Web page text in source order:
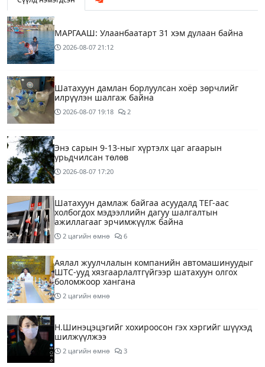
МАРГААШ: Улаанбаатарт 31 хэм дулаан байна
2026-08-07 21:12
Шатахуун дамлан борлуулсан хоёр зөрчлийг
илрүүлэн шалгаж байна
2026-08-07 19:18 2
Энэ сарын 9-13-ныг хүртэлх цаг агаарын
урьдчилсан төлөв
2026-08-07 17:20
Шатахуун дамлаж байгаа асуудалд ТЕГ-аас
холбогдох мэдээллийн дагуу шалгалтын
ажиллагааг эрчимжүүлж байна
2 цагийн өмнө 6
Аялал жуулчлалын компанийн автомашинуудыг
ШТС-ууд хязгаарлалтгүйгээр шатахуун олгох
боломжоор хангана
2 цагийн өмнө
Н.Шинэцэцэгийг хохироосон гэх хэргийг шүүхэд
шилжүүлжээ
2 цагийн өмнө 3